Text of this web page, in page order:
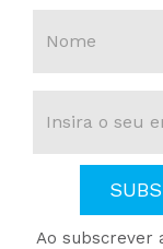
Ao subscrever